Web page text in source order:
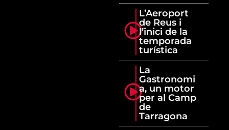
L’Aeroport
de Reus i
l’inici de la
temporada
turística
La
Gastronomi
a, un motor
per al Camp
de
Tarragona